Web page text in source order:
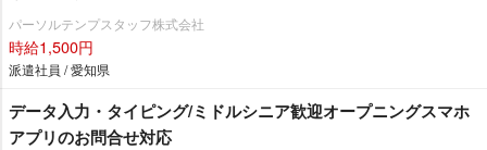
パーソルテンプスタッフ株式会社
時給1,500円
派遣社員 / 愛知県
データ入力・タイピング/ミドルシニア歓迎オープニングスマホ
アプリのお問合せ対応